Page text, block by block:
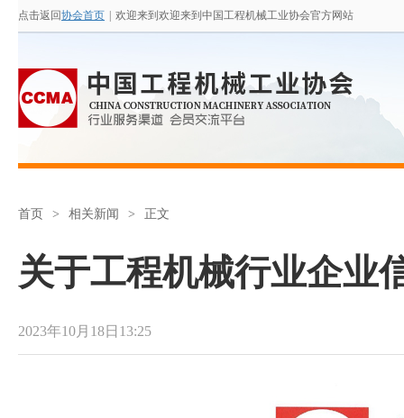
点击返回协会首页 欢迎来到欢迎来到中国工程机械工业协会官方网站
首页 > 相关新闻 > 正文
关于工程机械行业企业
2023年10月18日13:25